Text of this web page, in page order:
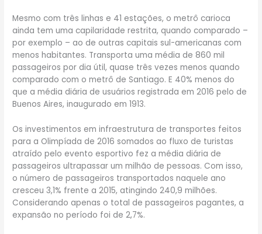
Mesmo com três linhas e 41 estações, o metrô carioca
ainda tem uma capilaridade restrita, quando comparado –
por exemplo – ao de outras capitais sul-americanas com
menos habitantes. Transporta uma média de 860 mil
passageiros por dia útil, quase três vezes menos quando
comparado com o metrô de Santiago. E 40% menos do
que a média diária de usuários registrada em 2016 pelo de
Buenos Aires, inaugurado em 1913.
Os investimentos em infraestrutura de transportes feitos
para a Olimpíada de 2016 somados ao fluxo de turistas
atraído pelo evento esportivo fez a média diária de
passageiros ultrapassar um milhão de pessoas. Com isso,
o número de passageiros transportados naquele ano
cresceu 3,1% frente a 2015, atingindo 240,9 milhões.
Considerando apenas o total de passageiros pagantes, a
expansão no período foi de 2,7%.